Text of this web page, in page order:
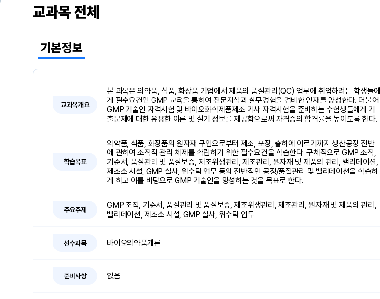
교과목 전체
기본정보
교과목개요
본 과목은 의약품, 식품, 화장품 기업에서 제품의 품질관리(QC) 업무에 취업하려는 학생들에
게 필수요건인 GMP 교육을 통하여 전문지식과 실무경험을 겸비한 인재를 양성한다. 더불어
GMP 기술인 자격시험 및 바이오화학제품제조 기사 자격시험을 준비하는 수험생들에게 기
출문제에 대한 유용한 이론 및 실기 정보를 제공함으로써 자격증의 합격률을 높이도록 한다.
학습목표
의약품, 식품, 화장품의 원자재 구입으로부터 제조, 포장, 출하에 이르기까지 생산공정 전반
에 관하여 조직적 관리 체제를 확립하기 위한 필수요건을 학습한다. 구체적으로 GMP 조직,
기준서, 품질관리 및 품질보증, 제조위생관리, 제조관리, 원자재 및 제품의 관리, 밸리데이션,
제조소 시설, GMP 실사, 위수탁 업무 등의 전반적인 공정/품질관리 및 밸리데이션을 학습하
게 하고 이를 바탕으로 GMP 기술인을 양성하는 것을 목표로 한다.
주요주제
GMP 조직, 기준서, 품질관리 및 품질보증, 제조위생관리, 제조관리, 원자재 및 제품의 관리,
밸리데이션, 제조소 시설, GMP 실사, 위수탁 업무
선수과목 바이오의약품개론
준비사항 없음